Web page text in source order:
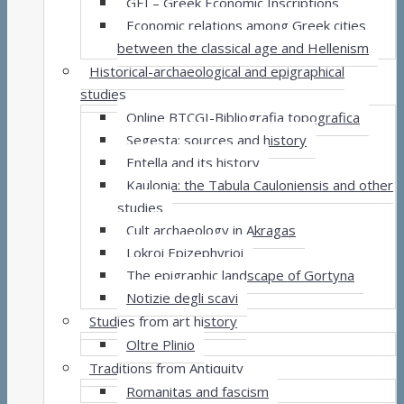
Economic relations among Greek cities
between the classical age and Hellenism
Historical-archaeological and epigraphical
studies
Online BTCGI-Bibliografia topografica
Segesta: sources and history
Entella and its history
Kaulonia: the Tabula Cauloniensis and other
studies
Cult archaeology in Akragas
Lokroi Epizephyrioi
The epigraphic landscape of Gortyna
Notizie degli scavi
Studies from art history
Oltre Plinio
Traditions from Antiquity
Romanitas and fascism